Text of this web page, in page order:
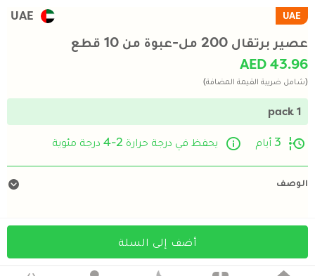
UAE
UAE
عصير برتقال 200 مل-عبوة من 10 قطع
AED 43.96
(شامل ضريبة القيمة المضافة)
1 pack
3 أيام يحفظ في درجة حرارة 2-4 درجة مئوية
الوصف
أضف إلى السلة